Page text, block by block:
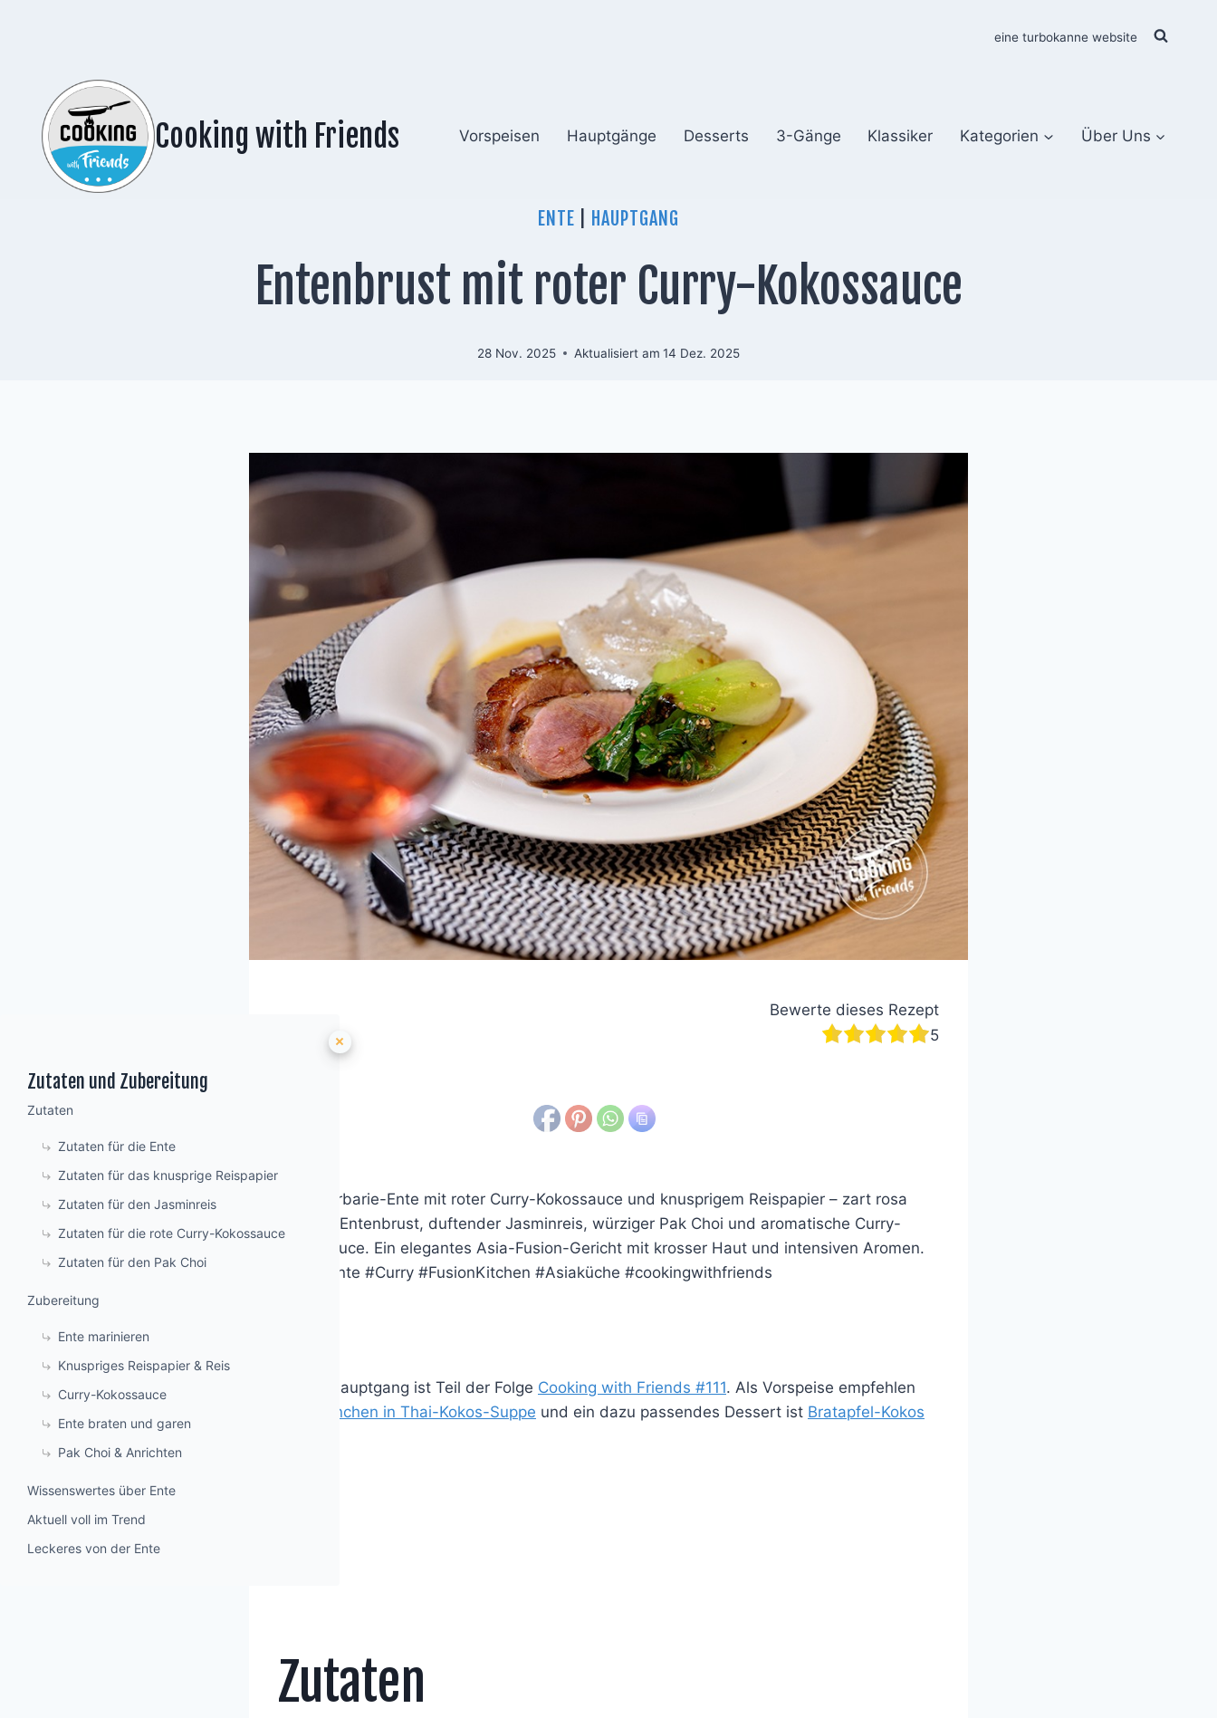
eine turbokanne website
Cooking with Friends Vorspeisen Hauptgänge Desserts 3-Gänge Klassiker Kategorien Über Uns
ENTE HAUPTGANG
Entenbrust mit roter Curry-Kokossauce
28 Nov. 2025 Aktualisiert am 14 Dez. 2025
Bewerte dieses Rezept
5
Barbarie-Ente mit roter Curry-Kokossauce und knusprigem Reispapier – zart rosa
gegarte Entenbrust, duftender Jasminreis, würziger Pak Choi und aromatische Curry-
Kokossauce. Ein elegantes Asia-Fusion-Gericht mit krosser Haut und intensiven Aromen.
#Ente #Curry #FusionKitchen #Asiaküche #cookingwithfriends
Dieser Hauptgang ist Teil der Folge Cooking with Friends #111. Als Vorspeise empfehlen
Hühnchen in Thai-Kokos-Suppe und ein dazu passendes Dessert ist Bratapfel-Kokos
Zutaten und Zubereitung
Zutaten
Zutaten für die Ente
Zutaten für das knusprige Reispapier
Zutaten für den Jasminreis
Zutaten für die rote Curry-Kokossauce
Zutaten für den Pak Choi
Zubereitung
Ente marinieren
Knuspriges Reispapier & Reis
Curry-Kokossauce
Ente braten und garen
Pak Choi & Anrichten
Wissenswertes über Ente
Aktuell voll im Trend
Leckeres von der Ente
Zutaten